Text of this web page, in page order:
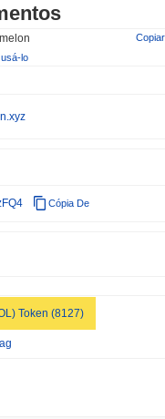
Copiar
lo
Cópia De
Token (8127)